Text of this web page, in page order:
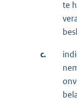
te
c.